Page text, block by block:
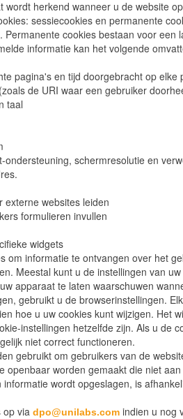
wordt herkend wanneer u de website
sessiecookies en permanente
Permanente cookies bestaan voor een
informatie kan het volgende
pagina's en tijd doorgebracht op elke
de URI waar een gebruiker
taal
schermresolutie en
websites leiden
formulieren invullen
widgets
om informatie te ontvangen over het
Meestal kunt u de instellingen van
apparaat te laten waarschuwen
gebruikt u de browserinstellingen.
hoe u uw cookies kunt wijzigen. Het
instellingen hetzelfde zijn. Als u de
niet correct functioneren.
gebruikt om gebruikers van de
openbaar worden gemaakt die niet
wordt opgeslagen, is
op via dpo@unilabs.com indien u nog